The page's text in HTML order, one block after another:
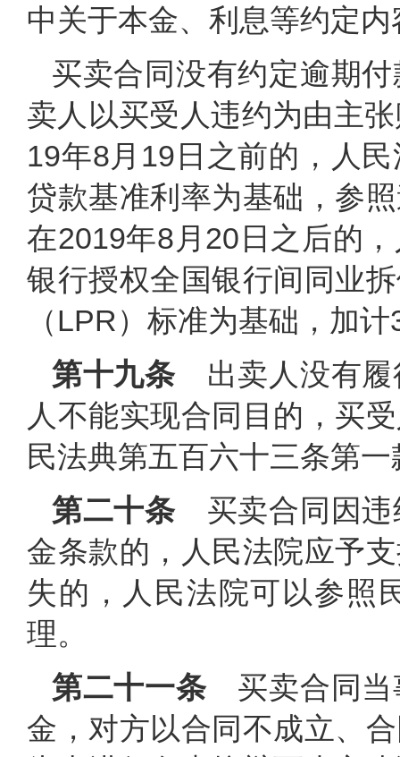
中关于本金、利息等约定
买卖合同没有约定逾期
卖人以买受人违约为由主
19年8月19日之前的，人
贷款基准利率为基础，参
在2019年8月20日之后的
银行授权全国银行间同业
（LPR）标准为基础，加
第十九条出卖人没有履
人不能实现合同目的，买
民法典第五百六十三条第
第二十条买卖合同因违
金条款的，人民法院应予
失的，人民法院可以参照
理。
第二十一条买卖合同当
金，对方以合同不成立、